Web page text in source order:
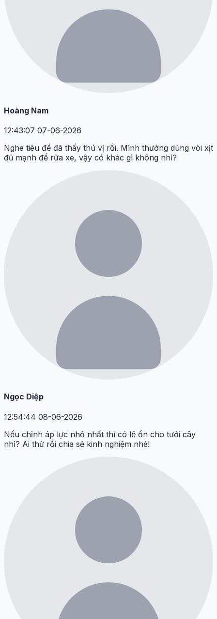
Hoàng Nam
12:43:07 07-06-2026
Nghe tiêu đề đã thấy thú vị rồi. Mình thường dùng vòi xịt
đủ mạnh để rửa xe, vậy có khác gì không nhỉ?
Ngọc Diệp
12:54:44 08-06-2026
Nếu chỉnh áp lực nhỏ nhất thì có lẽ ổn cho tưới cây
nhỉ? Ai thử rồi chia sẻ kinh nghiệm nhé!